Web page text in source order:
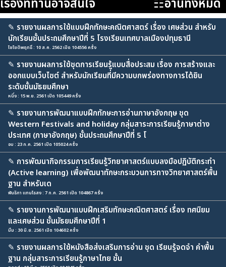
เรื่องที่ท่านอาจสนใจ ☷อ่านทั้งหมด
✎ รายงานผลการใช้แบบฝึกทักษะคณิตศาสตร์ เรื่อง เศษส่วน สำหรับ
นักเรียนชั้นประถมศึกษาปีที่ 5 โรงเรียนเทศบาลเมืองปทุมธานี
ไชโชติพฤทธิ์ : 10 ส.ค. 2562 เปิด 104556 ครั้ง
✎ รายงานผลการใช้ชุดการเรียนรู้แบบสื่อประสม เรื่อง การสร้างและ
ออกแบบเว็บไซต์ สำหรับนักเรียนที่มีความบกพร่องทางการได้ยิน
ระดับชั้นมัธยมศึกษา
หนึ่ง : 15 พ.ย. 2561 เปิด 105449 ครั้ง
✎ รายงานการพัฒนาแบบฝึกทักษะการอ่านภาษาอังกฤษ ชุด
Western Festivals and holiday กลุ่มสาระการเรียนรู้ภาษาต่าง
ประเทศ (ภาษาอังกฤษ) ชั้นประถมศึกษาปีที่ 5 โ
อบ : 23 ก.ค. 2561 เปิด 105024 ครั้ง
✎ การพัฒนากิจกรรมการเรียนรู้วิทยาศาสตร์แบบลงมือปฏิบัติกระทำ
(Active learning) เพื่อพัฒนาทักษะกระบวนการทางวิทยาศาสตร์พื้น
ฐาน สำหรับเด
พันธิภา แทนไธสง : 7 ก.ค. 2561 เปิด 104867 ครั้ง
✎ รายงานการพัฒนาแบบฝึกเสริมทักษะคณิตศาสตร์ เรื่อง ทศนิยม
และเศษส่วน ชั้นมัธยมศึกษาปีที่ 1
มิ้ม : 30 มิ.ย. 2561 เปิด 104602 ครั้ง
✎ รายงานผลการใช้หนังสือส่งเสริมการอ่าน ชุด เรียนรู้จดจำ คำพื้น
ฐาน กลุ่มสาระการเรียนรู้ภาษาไทย ชั้น